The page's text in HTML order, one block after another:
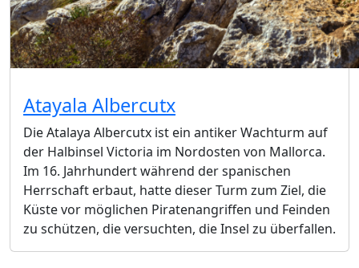
Atayala Albercutx
Die Atalaya Albercutx ist ein antiker Wachturm auf
der Halbinsel Victoria im Nordosten von Mallorca.
Im 16. Jahrhundert während der spanischen
Herrschaft erbaut, hatte dieser Turm zum Ziel, die
Küste vor möglichen Piratenangriffen und Feinden
zu schützen, die versuchten, die Insel zu überfallen.